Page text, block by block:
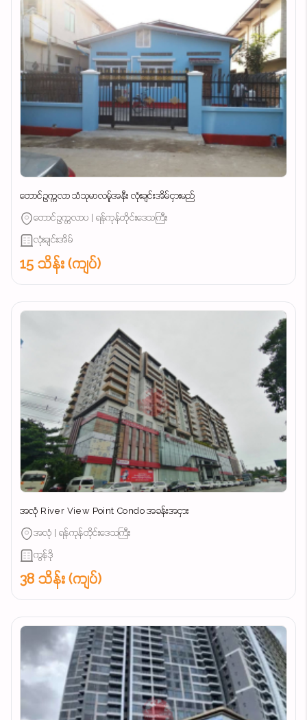
တောင်ဥက္ကလာ သံသုမာလမ်ူအနီး လုံးချင်းအိမ်ငှားမည်
တောင်ဥက္ကလာပ | ရန်ကုန်တိုင်းဒေသကြီး
လုံးချင်းအိမ်
15 သိန်း (ကျပ်)
အလုံ River View Point Condo အခန်းအငှား
အလုံ | ရန်ကုန်တိုင်းဒေသကြီး
ကွန်ဒို
38 သိန်း (ကျပ်)